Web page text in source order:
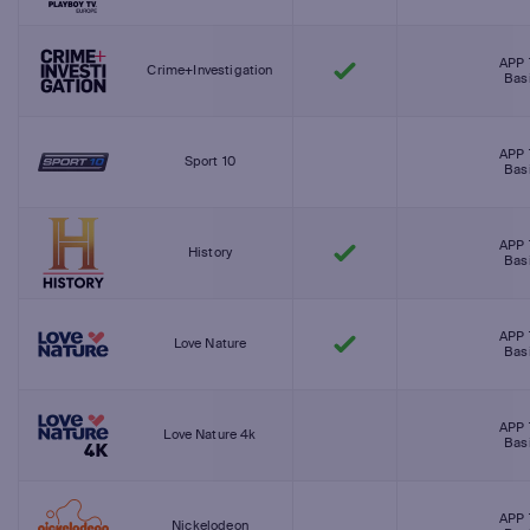
Crime+Investigation
APP
Sport 10
APP
History
APP
Love Nature
APP
Love Nature 4k
APP
Nickelodeon
APP